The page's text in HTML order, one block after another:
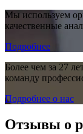
Мы используем
качественные
Подробнее
Более чем за 27
команду
Подробнее о нас
Отзывы о